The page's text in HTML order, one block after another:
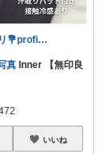
サファリ‎💐profileにてお礼
真 Inner 【無印良
いいね